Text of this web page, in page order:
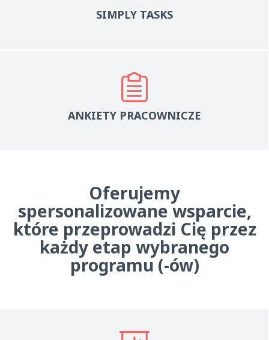
SIMPLY TASKS
ANKIETY PRACOWNICZE
Oferujemy
spersonalizowane wsparcie,
które przeprowadzi Cię przez
każdy etap wybranego
programu (-ów)